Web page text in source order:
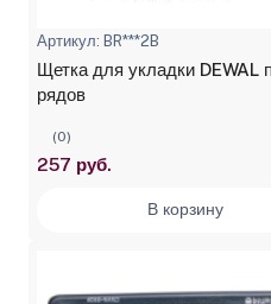
Артикул: BR***2B
Щетка для укладки DEWAL
рядов
(0)
257 руб.
В корзину